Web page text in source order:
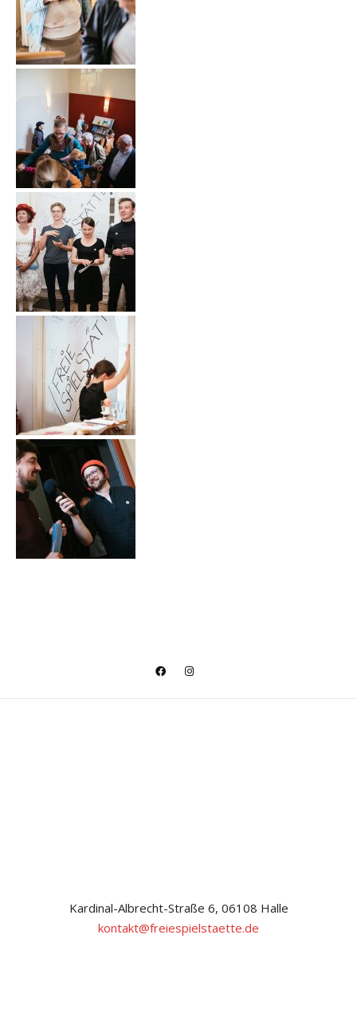
Kardinal-Albrecht-Straße 6, 06108 Halle
kontakt@freiespielstaette.de